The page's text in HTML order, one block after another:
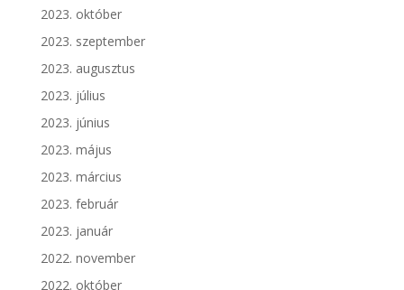
2023. október
2023. szeptember
2023. augusztus
2023. július
2023. június
2023. május
2023. március
2023. február
2023. január
2022. november
2022. október